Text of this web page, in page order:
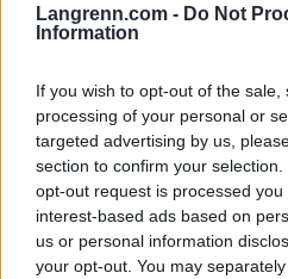
Langrenn.com - Do Not
Information
If you wish to opt-out of the
processing of your personal or
targeted advertising by us,
section to confirm your
opt-out request is processed
interest-based ads based on
us or personal information
your opt-out. You may
ikke funnet tegn på at
noe virus.
Klar for Dresden og Tour de
Bolshunov og legene hans
allergitestene. Men siden
noen virusinfeksjon, vil
sprintrennene i Dresden